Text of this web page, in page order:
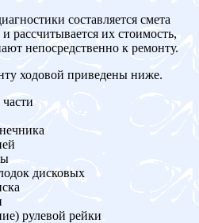
составляется смета
рассчитывается их стоимость,
непосредственно к ремонту.
ходовой приведены ниже.
дисковых
рулевой рейки